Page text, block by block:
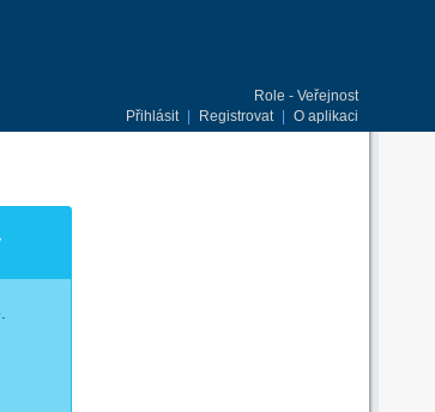
Role - Veřejnost
Přihlásit
Registrovat O aplikaci